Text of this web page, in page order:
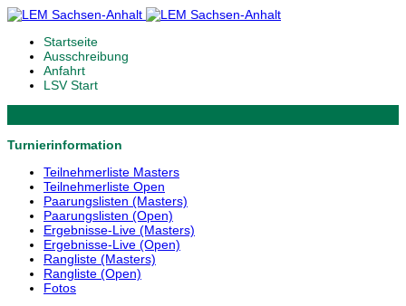
Startseite
Ausschreibung
Anfahrt
LSV Start
Turnierinformation
Teilnehmerliste Masters
Teilnehmerliste Open
Paarungslisten (Masters)
Paarungslisten (Open)
Ergebnisse-Live (Masters)
Ergebnisse-Live (Open)
Rangliste (Masters)
Rangliste (Open)
Fotos